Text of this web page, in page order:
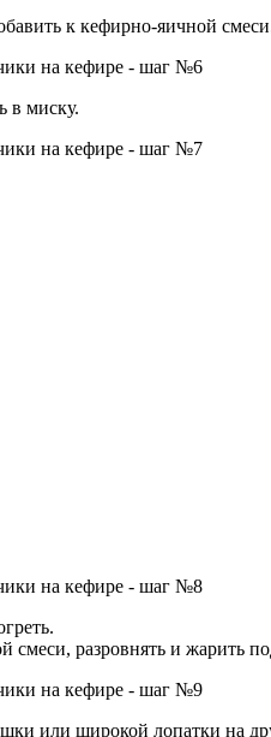
к кефирно-яичной
в миску.
смеси, разровнять и жарить
или широкой лопатки на